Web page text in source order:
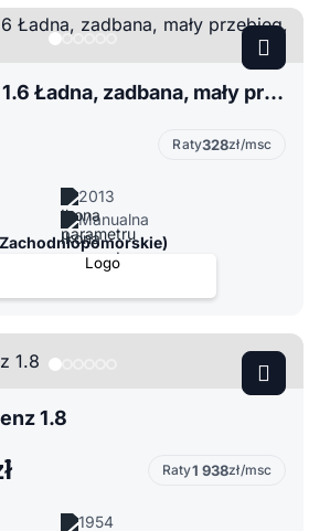
Opel Astra J 1.6 Ładna, zadbana, mały przebieg, benzyna
Raty328zł/msc
2013
Manualna
1.8
Raty1 938zł/msc
1954